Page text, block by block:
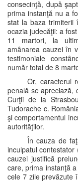
consecinţă, după
prima instanţă nu a
stat la baza trimiterii
ocazia judecăţii: a
11 martori, la
amânarea cauzei în
testimoniale
număr total de 8
Or, caracterul
penală se apreciază,
Curţii de la
Tudorache c.
şi comportamentul
autorităţilor.
În cauza de
inculpatul
cauzei justifică
care, prima instanţă
cele 7 zile prevăzute